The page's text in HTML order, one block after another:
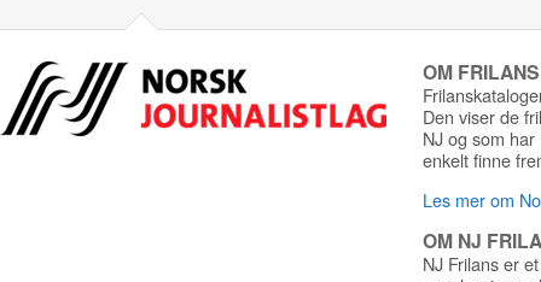
OM
Den viser de
NJ og som
enkelt finne
Les mer om
OM NJ
NJ Frilans er